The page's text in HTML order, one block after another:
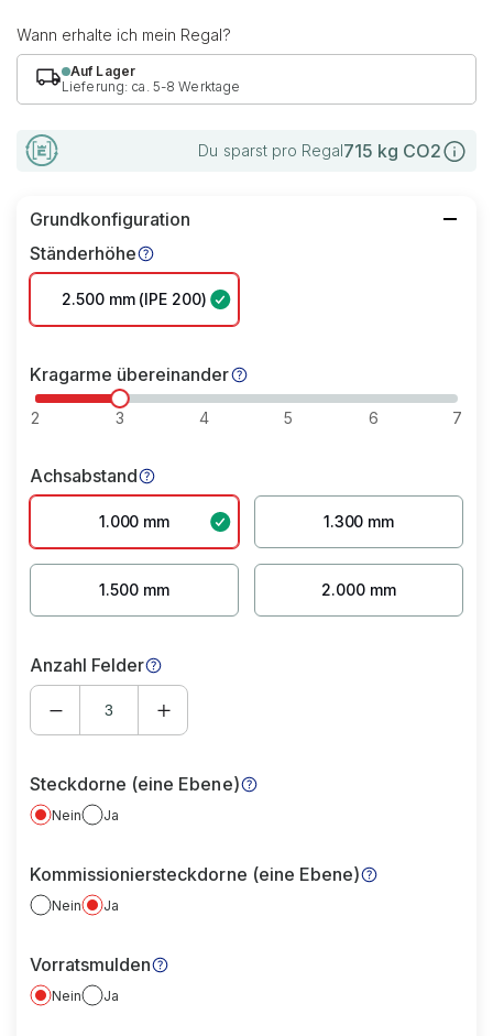
Wann erhalte ich mein Regal?
Auf Lager
Lieferung: ca. 5-8 Werktage
Du sparst pro Regal715 kg CO2
Grundkonfiguration
Ständerhöhe
2.500 mm (IPE 200)
Kragarme übereinander
2 3 4 5 6 7
Achsabstand
1.000 mm 1.300 mm
1.500 mm 2.000 mm
Anzahl Felder
Steckdorne (eine Ebene)
Nein Ja
Kommissioniersteckdorne (eine Ebene)
Nein Ja
Vorratsmulden
Nein Ja